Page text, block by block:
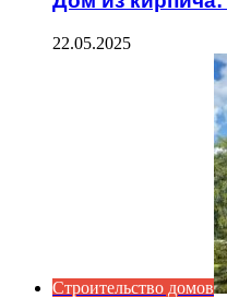
22.05.2025
Строительство домов